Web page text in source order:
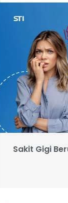
Sakit Gigi